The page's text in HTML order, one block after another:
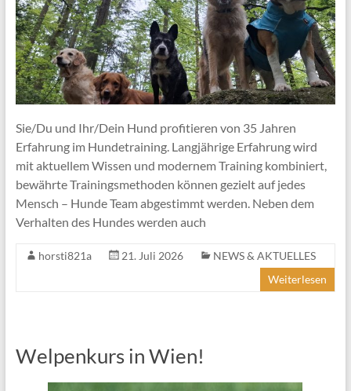
Sie/Du und Ihr/Dein Hund profitieren von 35 Jahren
Erfahrung im Hundetraining. Langjährige Erfahrung wird
mit aktuellem Wissen und modernem Training kombiniert,
bewährte Trainingsmethoden können gezielt auf jedes
Mensch – Hunde Team abgestimmt werden. Neben dem
Verhalten des Hundes werden auch
horsti821a 21. Juli 2026
NEWS & AKTUELLES
Weiterlesen
Welpenkurs in Wien!